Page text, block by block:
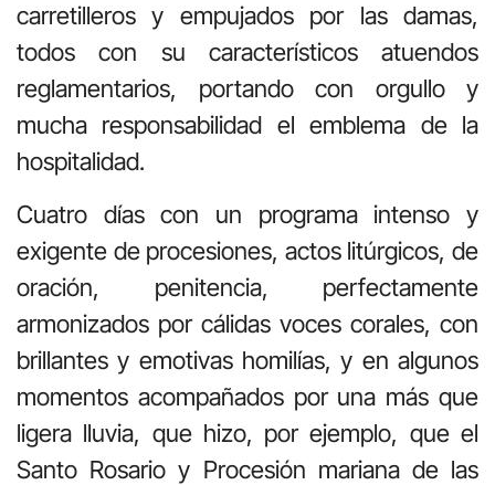
carretilleros y empujados por las damas,
todos con su característicos atuendos
reglamentarios, portando con orgullo y
mucha responsabilidad el emblema de la
hospitalidad.
Cuatro días con un programa intenso y
exigente de procesiones, actos litúrgicos, de
oración, penitencia, perfectamente
armonizados por cálidas voces corales, con
brillantes y emotivas homilías, y en algunos
momentos acompañados por una más que
ligera lluvia, que hizo, por ejemplo, que el
Santo Rosario y Procesión mariana de las